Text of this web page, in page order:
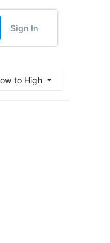
Sign In
to High